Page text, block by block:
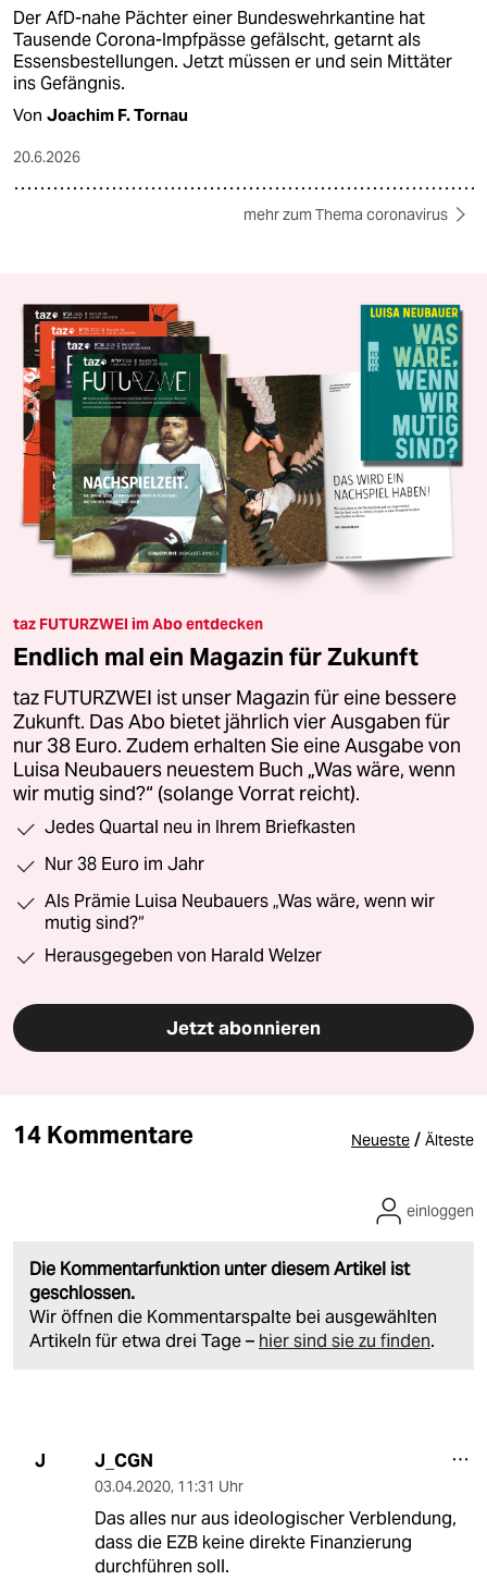
Der AfD-nahe Pächter einer Bundeswehrkantine hat
Tausende Corona-Impfpässe gefälscht, getarnt als
Essensbestellungen. Jetzt müssen er und sein Mittäter
ins Gefängnis.
Von Joachim F. Tornau
20.6.2026
mehr zum Thema coronavirus
taz FUTURZWEI im Abo entdecken
Endlich mal ein Magazin für Zukunft
taz FUTURZWEI ist unser Magazin für eine bessere
Zukunft. Das Abo bietet jährlich vier Ausgaben für
nur 38 Euro. Zudem erhalten Sie eine Ausgabe von
Luisa Neubauers neuestem Buch „Was wäre, wenn
wir mutig sind?“ (solange Vorrat reicht).
Jedes Quartal neu in Ihrem Briefkasten
Nur 38 Euro im Jahr
Als Prämie Luisa Neubauers „Was wäre, wenn wir
mutig sind?“
Herausgegeben von Harald Welzer
Jetzt abonnieren
14 Kommentare Neueste / Älteste
Die Kommentarfunktion unter diesem Artikel ist
geschlossen.
Wir öffnen die Kommentarspalte bei ausgewählten
Artikeln für etwa drei Tage – hier sind sie zu finden.
einloggen
J J_CGN
03.04.2020, 11:31 Uhr
Das alles nur aus ideologischer Verblendung,
dass die EZB keine direkte Finanzierung
durchführen soll.